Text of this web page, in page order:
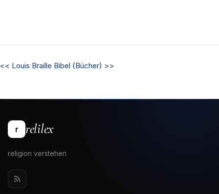
<< Louis Braille Bibel (Bücher) >>
r relilex
religion verstehen